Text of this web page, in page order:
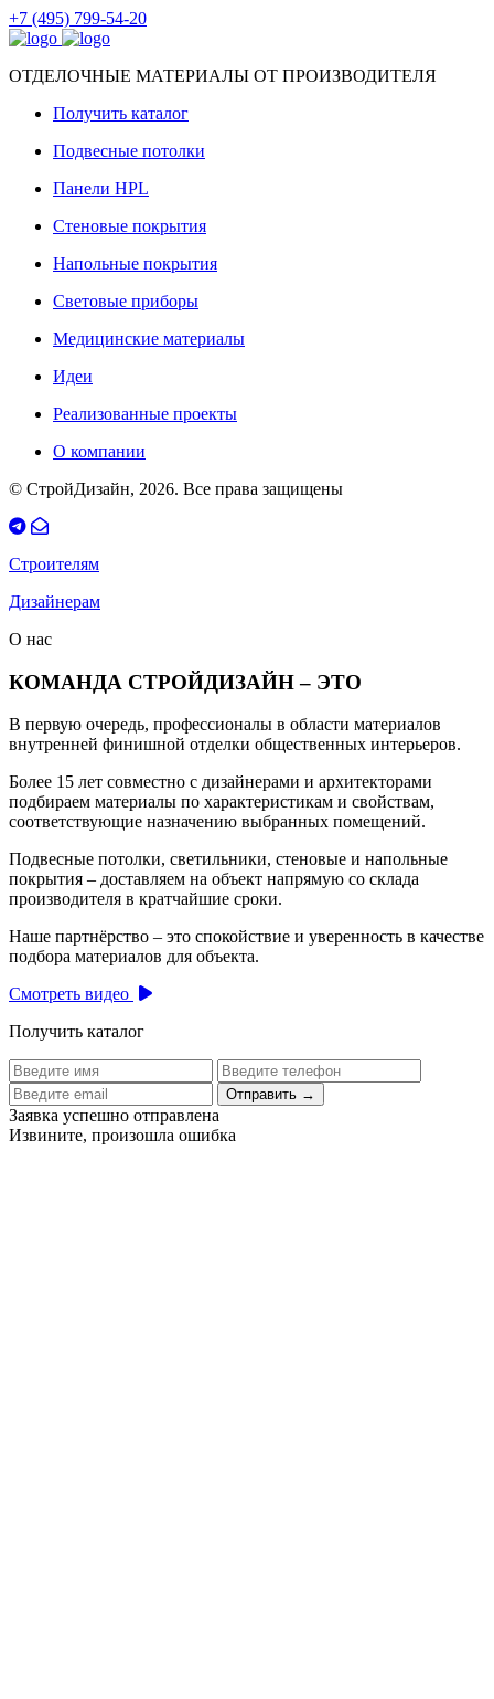
+7 (495) 799-54-20
ОТДЕЛОЧНЫЕ МАТЕРИАЛЫ ОТ ПРОИЗВОДИТЕЛЯ
Получить каталог
Подвесные потолки
Панели HPL
Стеновые покрытия
Напольные покрытия
Световые приборы
Медицинские материалы
Идеи
Реализованные проекты
О компании
© СтройДизайн, 2026. Все права защищены
Строителям
Дизайнерам
О нас
КОМАНДА СТРОЙДИЗАЙН – ЭТО
В первую очередь, профессионалы в области материалов
внутренней финишной отделки общественных интерьеров.
Более 15 лет совместно с дизайнерами и архитекторами
подбираем материалы по характеристикам и свойствам,
соответствующие назначению выбранных помещений.
Подвесные потолки, светильники, стеновые и напольные
покрытия – доставляем на объект напрямую со склада
производителя в кратчайшие сроки.
Наше партнёрство – это спокойствие и уверенность в качестве
подбора материалов для объекта.
Смотреть видео
Получить каталог
Отправить →
Заявка успешно отправлена
Извините, произошла ошибка